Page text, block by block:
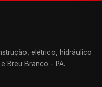
elétrico, hidráulico
Breu Branco - PA.